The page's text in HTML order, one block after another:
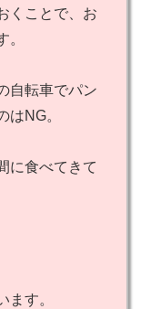
くことで、お
。
自転車でパン
はNG。
に食べてきて
ます。